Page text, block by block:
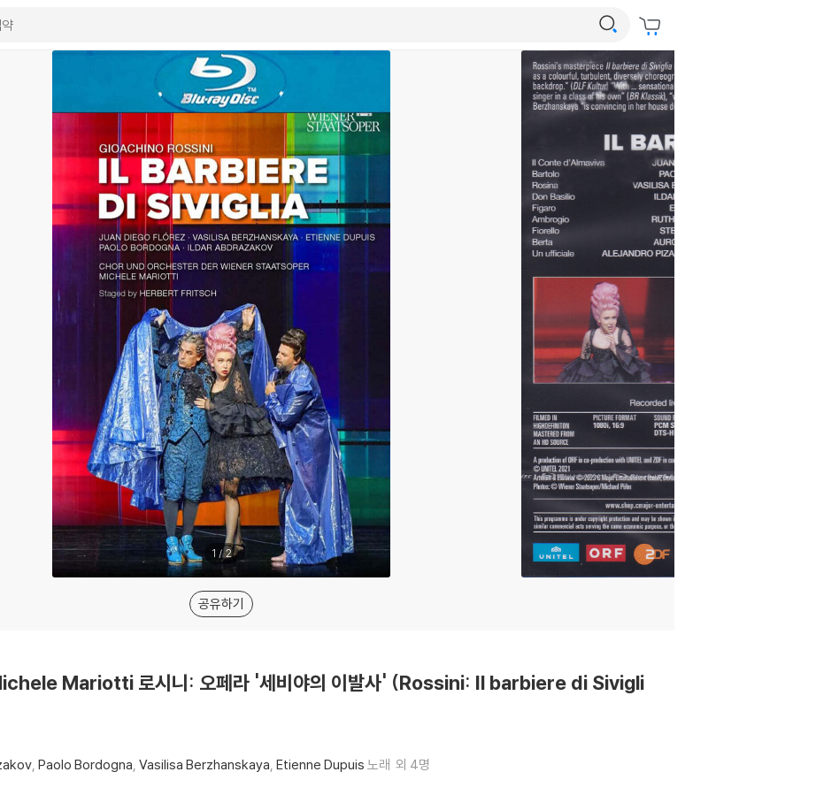
1 /2
공유하기
Mariotti 로시니: 오페라 '세비야의 이발사' (Rossini: Il barbiere di Sivigli
Paolo Bordogna Vasilisa Berzhanskaya Etienne Dupuis 노래 외 4명